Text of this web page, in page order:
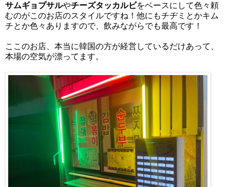
サムギョプサルやチーズタッカルビをベースにして色々頼
むのがこのお店のスタイルですね！他にもチヂミとかキム
チとか色々ありますので、飲みながらでも最高です！
ここのお店、本当に韓国の方が経営しているだけあって、
本場の空気が漂ってます。